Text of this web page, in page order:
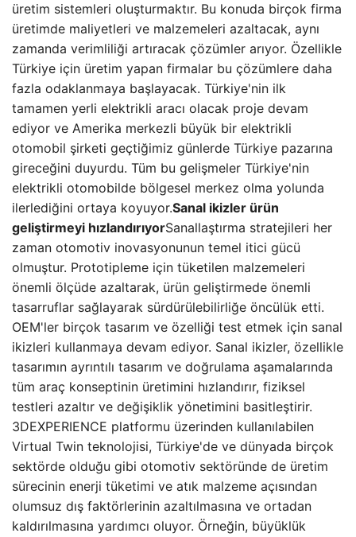
üretim sistemleri oluşturmaktır. Bu konuda birçok firma
üretimde maliyetleri ve malzemeleri azaltacak, aynı
zamanda verimliliği artıracak çözümler arıyor. Özellikle
Türkiye için üretim yapan firmalar bu çözümlere daha
fazla odaklanmaya başlayacak. Türkiye'nin ilk
tamamen yerli elektrikli aracı olacak proje devam
ediyor ve Amerika merkezli büyük bir elektrikli
otomobil şirketi geçtiğimiz günlerde Türkiye pazarına
gireceğini duyurdu. Tüm bu gelişmeler Türkiye'nin
elektrikli otomobilde bölgesel merkez olma yolunda
ilerlediğini ortaya koyuyor.Sanal ikizler ürün
geliştirmeyi hızlandırıyorSanallaştırma stratejileri her
zaman otomotiv inovasyonunun temel itici gücü
olmuştur. Prototipleme için tüketilen malzemeleri
önemli ölçüde azaltarak, ürün geliştirmede önemli
tasarruflar sağlayarak sürdürülebilirliğe öncülük etti.
OEM'ler birçok tasarım ve özelliği test etmek için sanal
ikizleri kullanmaya devam ediyor. Sanal ikizler, özellikle
tasarımın ayrıntılı tasarım ve doğrulama aşamalarında
tüm araç konseptinin üretimini hızlandırır, fiziksel
testleri azaltır ve değişiklik yönetimini basitleştirir.
3DEXPERIENCE platformu üzerinden kullanılabilen
Virtual Twin teknolojisi, Türkiye'de ve dünyada birçok
sektörde olduğu gibi otomotiv sektöründe de üretim
sürecinin enerji tüketimi ve atık malzeme açısından
olumsuz dış faktörlerinin azaltılmasına ve ortadan
kaldırılmasına yardımcı oluyor. Örneğin, büyüklük